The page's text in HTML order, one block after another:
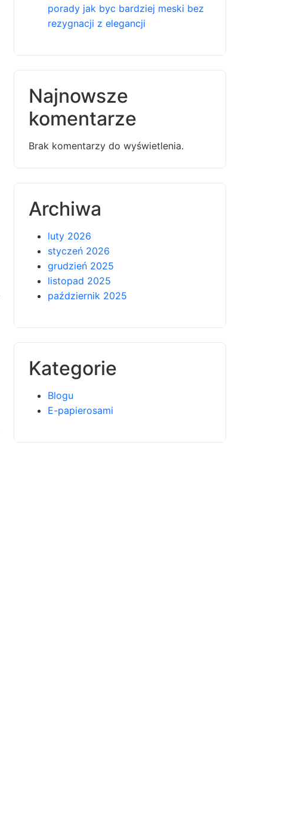
porady jak byc bardziej meski bez
rezygnacji z elegancji
Najnowsze
komentarze
Brak komentarzy do wyświetlenia.
Archiwa
luty 2026
styczeń 2026
grudzień 2025
listopad 2025
październik 2025
Kategorie
Blogu
E-papierosami